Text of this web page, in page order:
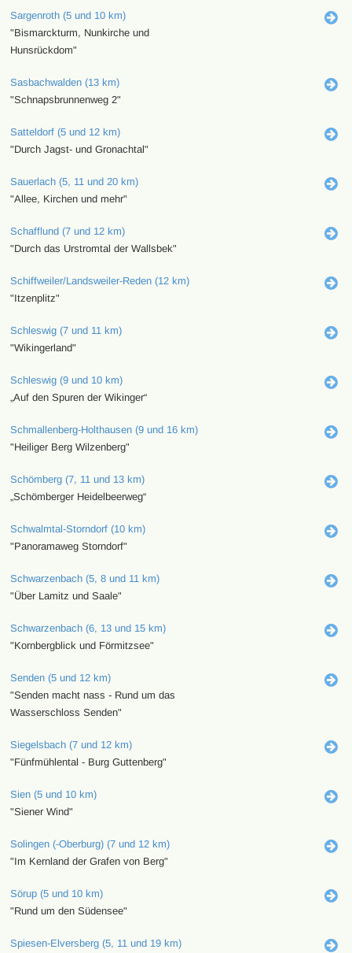
Sargenroth (5 und 10 km)
"Bismarckturm, Nunkirche und
Hunsrückdom"
Sasbachwalden (13 km)
"Schnapsbrunnenweg 2"
Satteldorf (5 und 12 km)
"Durch Jagst- und Gronachtal"
Sauerlach (5, 11 und 20 km)
"Allee, Kirchen und mehr"
Schafflund (7 und 12 km)
"Durch das Urstromtal der Wallsbek"
Schiffweiler/Landsweiler-Reden (12 km)
"Itzenplitz"
Schleswig (7 und 11 km)
"Wikingerland"
Schleswig (9 und 10 km)
„Auf den Spuren der Wikinger“
Schmallenberg-Holthausen (9 und 16 km)
"Heiliger Berg Wilzenberg"
Schömberg (7, 11 und 13 km)
„Schömberger Heidelbeerweg“
Schwalmtal-Storndorf (10 km)
"Panoramaweg Storndorf"
Schwarzenbach (5, 8 und 11 km)
"Über Lamitz und Saale"
Schwarzenbach (6, 13 und 15 km)
"Kornbergblick und Förmitzsee"
Senden (5 und 12 km)
"Senden macht nass - Rund um das
Wasserschloss Senden"
Siegelsbach (7 und 12 km)
"Fünfmühlental - Burg Guttenberg"
Sien (5 und 10 km)
"Siener Wind"
Solingen (-Oberburg) (7 und 12 km)
"Im Kernland der Grafen von Berg"
Sörup (5 und 10 km)
"Rund um den Südensee"
Spiesen-Elversberg (5, 11 und 19 km)